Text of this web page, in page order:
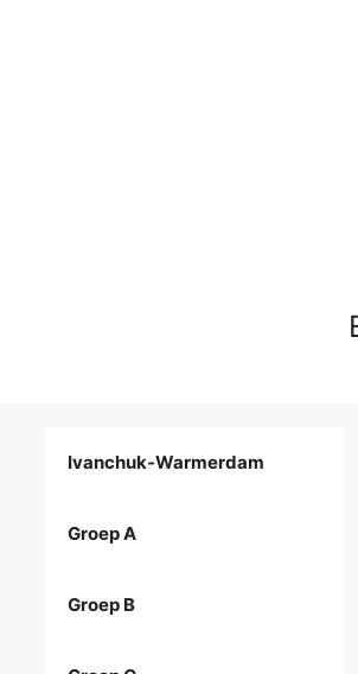
Ivanchuk-Warmerdam
Groep A
Groep B